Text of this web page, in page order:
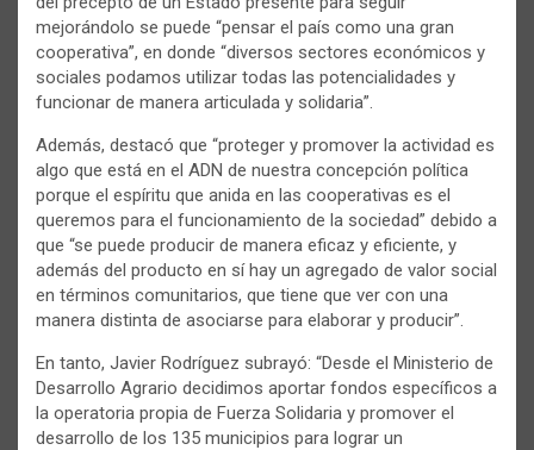
mejorándolo se puede “pensar el país como una gran
cooperativa”, en donde “diversos sectores económicos y
sociales podamos utilizar todas las potencialidades y
funcionar de manera articulada y solidaria”.
Además, destacó que “proteger y promover la actividad es
algo que está en el ADN de nuestra concepción política
porque el espíritu que anida en las cooperativas es el
queremos para el funcionamiento de la sociedad” debido a
que “se puede producir de manera eficaz y eficiente, y
además del producto en sí hay un agregado de valor social
en términos comunitarios, que tiene que ver con una
manera distinta de asociarse para elaborar y producir”.
En tanto, Javier Rodríguez subrayó: “Desde el Ministerio de
Desarrollo Agrario decidimos aportar fondos específicos a
la operatoria propia de Fuerza Solidaria y promover el
desarrollo de los 135 municipios para lograr un